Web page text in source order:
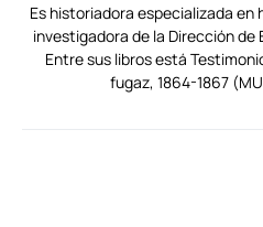
Es historiadora especializada en
investigadora de la Dirección de
Entre sus libros está
fugaz, 1864-1867